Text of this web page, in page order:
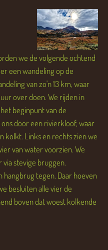
we de volgende ochtend
een wandeling op de
van zo'n 13 km, waar
over doen. We rijden in
beginpunt van de
door een rivierkloof, waar
kolkt. Links en rechts zien we
van water voorzien. We
stevige bruggen.
tegen. Daar hoeven
besluiten alle vier de
boven dat woest kolkende